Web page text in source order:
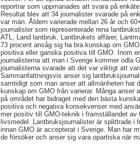
reportrar som uppmanades att svara på
Resultat blev att 34 journalister svarade på
var män. Åldern varierade mellan 26 år och
journalister som representerade rena
ATL, Land lantbruk, Lantbrukets affärer,
73 procent ansåg sig ha bra kunskap om
positiva eller ganska positiva till GMO. Inom
journalisterna att man i Sverige kommer odla
journalisterna svarade att det var viktigt att
Sammanfattningsvis anser sig
samtidigt som man anser att allmänheten har
kunskap om GMO från varierar. Många anser
på området har bidraget med den bästa
positiva och negativa konsekvenser med
mer positiv till GMO-teknik i framställandet
livsmedel. Lantbruksjournalister är splittrade i
innan GMO är accepterat i Sverige. Man har
de försöker och anser sig vara opartiska när